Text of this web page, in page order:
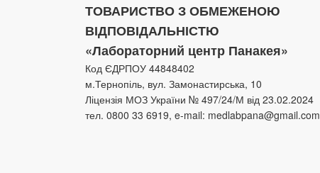
ТОВАРИСТВО З ОБМЕЖЕНОЮ
ВІДПОВІДАЛЬНІСТЮ
«Лабораторний центр Панакея»
Код ЄДРПОУ 44848402
м.Тернопіль, вул. Замонастирська, 10
Ліцензія МОЗ України № 497/24/М від 23.02.2024
тел. 0800 33 6919, e-mail: medlabpana@gmail.com